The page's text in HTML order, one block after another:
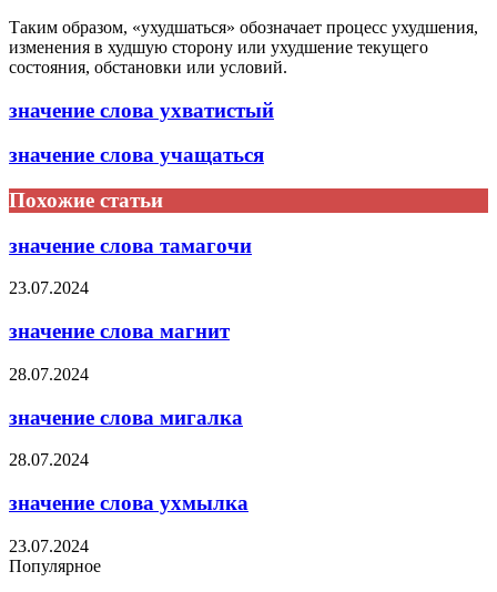
Таким образом, «ухудшаться» обозначает процесс ухудшения,
изменения в худшую сторону или ухудшение текущего
состояния, обстановки или условий.
значение слова ухватистый
значение слова учащаться
Похожие статьи
значение слова тамагочи
23.07.2024
значение слова магнит
28.07.2024
значение слова мигалка
28.07.2024
значение слова ухмылка
23.07.2024
Популярное